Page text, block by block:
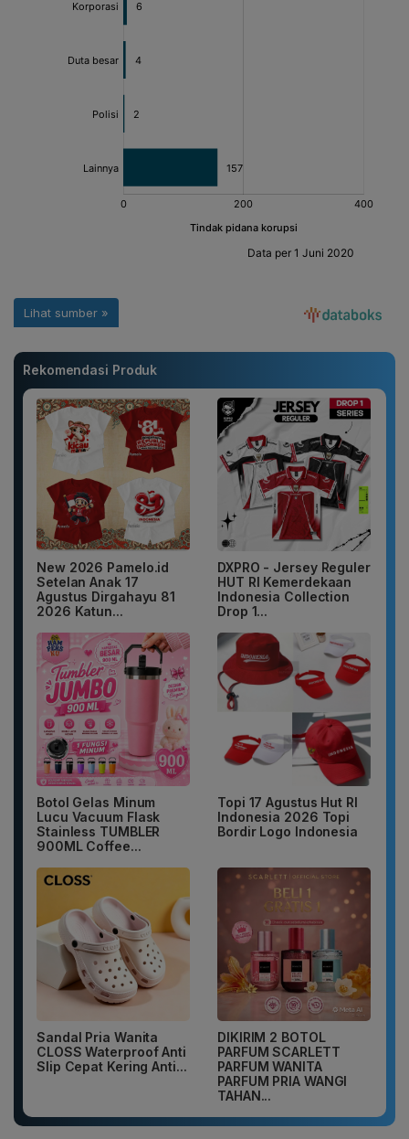
Rekomendasi Produk
New 2026 Pamelo.id
Setelan Anak 17
Agustus Dirgahayu 81
2026 Katun...
DXPRO - Jersey Reguler
HUT RI Kemerdekaan
Indonesia Collection
Drop 1...
Botol Gelas Minum
Lucu Vacuum Flask
Stainless TUMBLER
900ML Coffee...
Topi 17 Agustus Hut RI
Indonesia 2026 Topi
Bordir Logo Indonesia
Sandal Pria Wanita
CLOSS Waterproof Anti
Slip Cepat Kering Anti...
DIKIRIM 2 BOTOL
PARFUM SCARLETT
PARFUM WANITA
PARFUM PRIA WANGI
TAHAN...